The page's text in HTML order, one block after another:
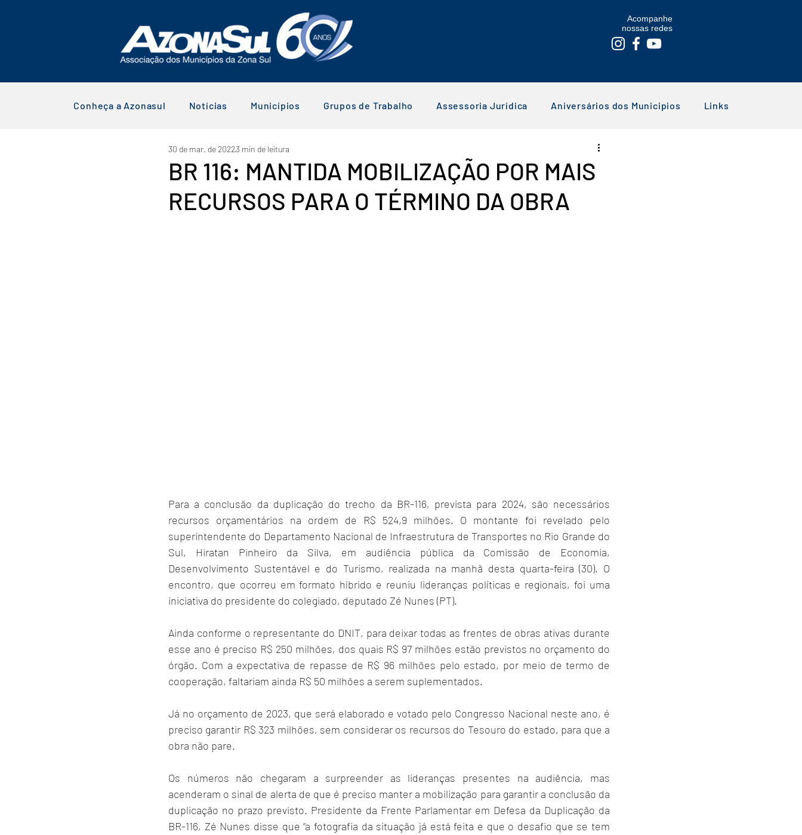
Acompanhe
nossas redes
Conheça a Azonasul Notícias Municípios Grupos de Trabalho Assessoria Jurídica Aniversários dos Municipios Links
BR 116: MANTIDA MOBILIZAÇÃO POR MAIS
RECURSOS PARA O TÉRMINO DA OBRA
30 de mar. de 20223 min de leitura
Para a conclusão da duplicação do trecho da BR-116, prevista para 2024, são necessários
recursos orçamentários na ordem de R$ 524,9 milhões. O montante foi revelado pelo
superintendente do Departamento Nacional de Infraestrutura de Transportes no Rio Grande do
Sul, Hiratan Pinheiro da Silva, em audiência pública da Comissão de Economia,
Desenvolvimento Sustentável e do Turismo, realizada na manhã desta quarta-feira (30). O
encontro, que ocorreu em formato híbrido e reuniu lideranças políticas e regionais, foi uma
iniciativa do presidente do colegiado, deputado Zé Nunes (PT).
Ainda conforme o representante do DNIT, para deixar todas as frentes de obras ativas durante
esse ano é preciso R$ 250 milhões, dos quais R$ 97 milhões estão previstos no orçamento do
órgão. Com a expectativa de repasse de R$ 96 milhões pelo estado, por meio de termo de
cooperação, faltariam ainda R$ 50 milhões a serem suplementados.
Já no orçamento de 2023, que será elaborado e votado pelo Congresso Nacional neste ano, é
preciso garantir R$ 323 milhões, sem considerar os recursos do Tesouro do estado, para que a
obra não pare.
Os números não chegaram a surpreender as lideranças presentes na audiência, mas
acenderam o sinal de alerta de que é preciso manter a mobilização para garantir a conclusão da
duplicação no prazo previsto. Presidente da Frente Parlamentar em Defesa da Duplicação da
BR-116, Zé Nunes disse que “a fotografia da situação já está feita e que o desafio que se tem